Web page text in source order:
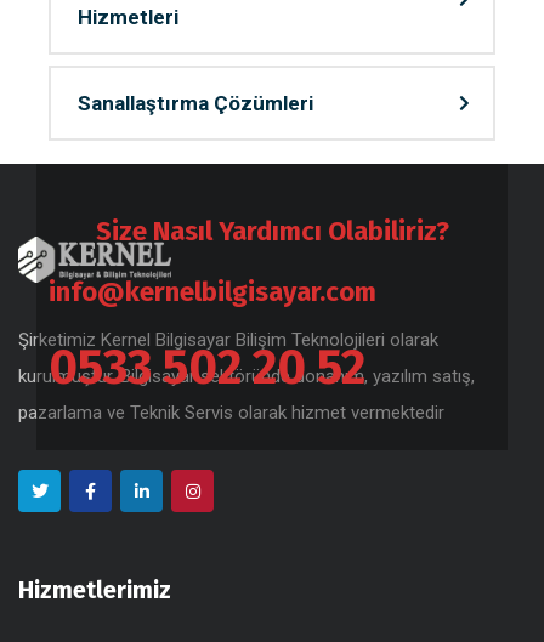
Hizmetleri
Sanallaştırma Çözümleri
Size Nasıl Yardımcı Olabiliriz?
info@kernelbilgisayar.com
0533 502 20 52
Şirketimiz Kernel Bilgisayar Bilişim Teknolojileri olarak
kurulmuştur. Bilgisayar sektöründe donanım, yazılım satış,
pazarlama ve Teknik Servis olarak hizmet vermektedir
Hizmetlerimiz